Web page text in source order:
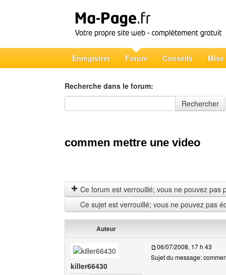
Enregistrer Forum Conseils Mise
Recherche dans le forum:
Recherche dans le forum
Rechercher
commen mettre une video
Ce forum est verrouillé; vous ne pouvez pas
Ce sujet est verrouillé; vous ne pouvez pas
Auteur
killer66430
06/07/2008, 17 h 43
Sujet du message: